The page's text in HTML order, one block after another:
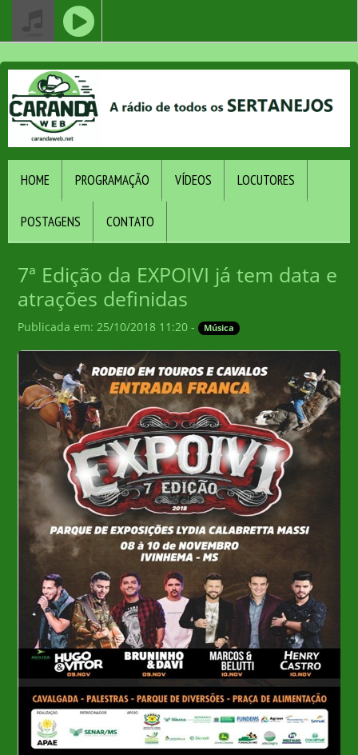
HOME PROGRAMAÇÃO VÍDEOS LOCUTORES
POSTAGENS CONTATO
7ª Edição da EXPOIVI já tem data e
atrações definidas
Publicada em: 25/10/2018 11:20 - Música